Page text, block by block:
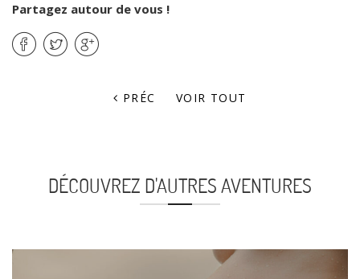
Partagez autour de vous !
PRÉC VOIR TOUT
DÉCOUVREZ D'AUTRES AVENTURES